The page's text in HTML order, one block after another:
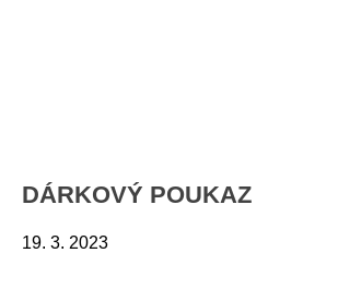
DÁRKOVÝ POUKAZ
19. 3. 2023